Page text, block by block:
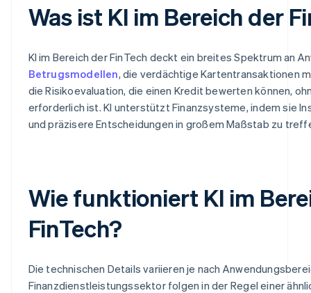
Was ist KI im Bereich der
KI im Bereich der FinTech deckt ein breites Spektrum an
Betrugsmodellen, die verdächtige Kartentransaktionen
die Risikoevaluation, die einen Kredit bewerten können,
erforderlich ist. KI unterstützt Finanzsysteme, indem sie
und präzisere Entscheidungen in großem Maßstab zu
Wie funktioniert KI im
FinTech?
Die technischen Details variieren je nach
Finanzdienstleistungssektor folgen in der Regel einer